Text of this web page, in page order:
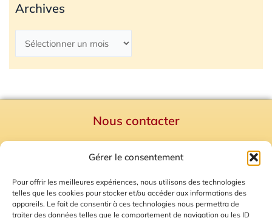
Gérer le consentement
Pour offrir les meilleures expériences, nous utilisons des technologies
telles que les cookies pour stocker et/ou accéder aux informations des
appareils. Le fait de consentir à ces technologies nous permettra de
traiter des données telles que le comportement de navigation ou les ID
Archives
Nous contacter
Mentions Légales
Plan du site
Gestion des Cookies